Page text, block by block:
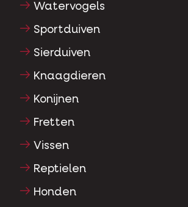
Watervogels
Sportduiven
Sierduiven
Knaagdieren
Konijnen
Fretten
Vissen
Reptielen
Honden